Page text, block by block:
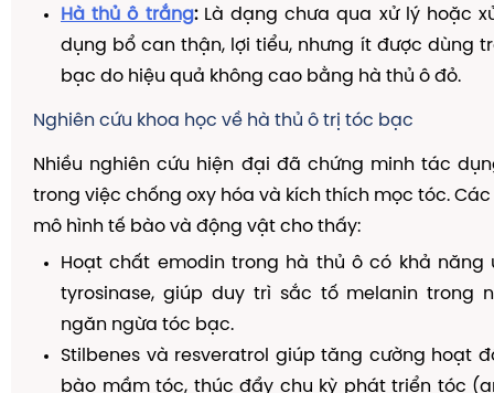
Hà thủ ô trắng:Là dạng chưa qua xử lý hoặc
dụng bổ can thận, lợi tiểu, nhưng ít được dùng
bạc do hiệu quả không cao bằng hà thủ ô đỏ.
Nghiên cứu khoa học về hà thủ ô trị tóc bạc
Nhiều nghiên cứu hiện đại đã chứng minh tác
trong việc chống oxy hóa và kích thích mọc tóc.
mô hình tế bào và động vật cho thấy:
Hoạt chất emodin trong hà thủ ô có khả năng
tyrosinase, giúp duy trì sắc tố melanin trong
ngăn ngừa tóc bạc.
Stilbenes và resveratrol giúp tăng cường hoạt
bào mầm tóc, thúc đẩy chu kỳ phát triển tóc